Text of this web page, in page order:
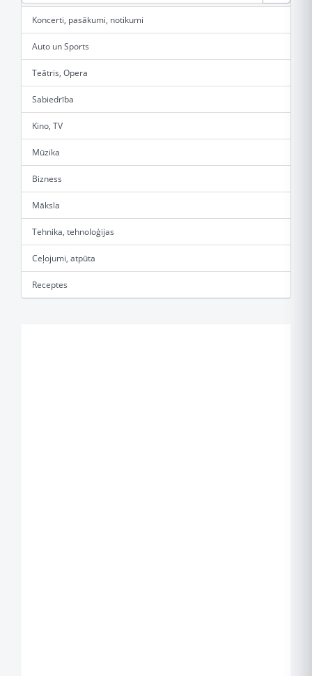
Koncerti, pasākumi, notikumi
Auto un Sports
Teātris, Opera
Sabiedrība
Kino, TV
Mūzika
Bizness
Māksla
Tehnika, tehnoloģijas
Ceļojumi, atpūta
Receptes